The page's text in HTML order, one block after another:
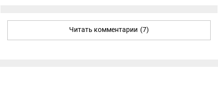
Читать комментарии (7)